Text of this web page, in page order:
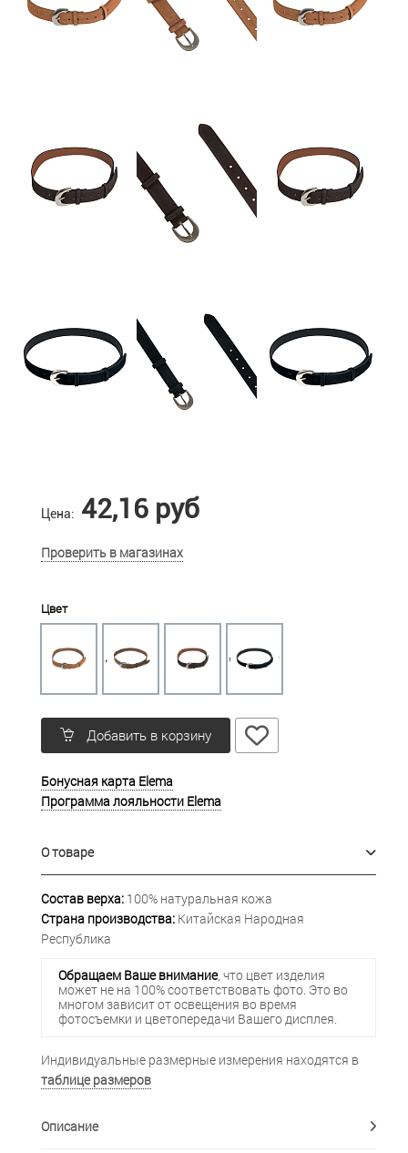
Цена: 42,16 руб
Проверить в магазинах
Цвет
Добавить в корзину
Бонусная карта Elema
Программа лояльности Elema
О товаре
Состав верха: 100% натуральная кожа
Страна производства: Китайская Народная
Республика
Обращаем Ваше внимание, что цвет изделия
может не на 100% соответствовать фото. Это во
многом зависит от освещения во время
фотосъемки и цветопередачи Вашего дисплея.
Индивидуальные размерные измерения находятся в
таблице размеров
Описание